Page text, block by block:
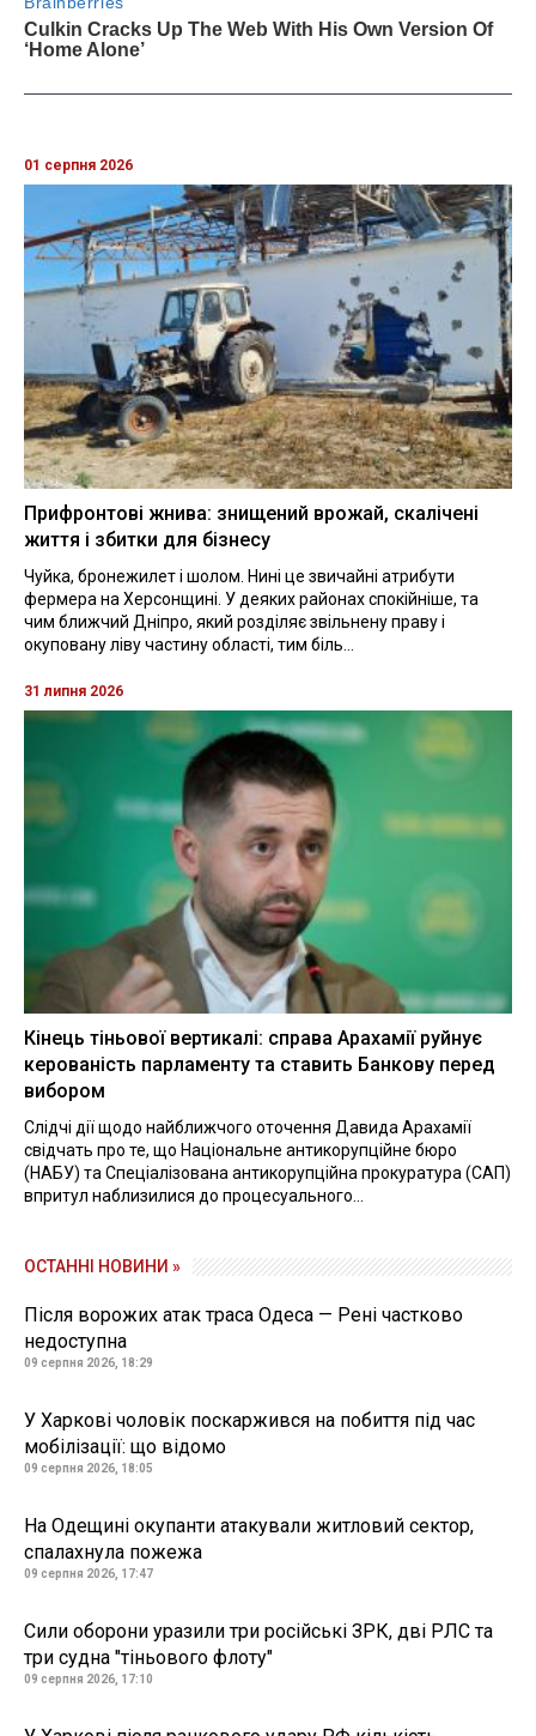
01 серпня 2026
Прифронтові жнива: знищений врожай, скалічені
життя і збитки для бізнесу
Чуйка, бронежилет і шолом. Нині це звичайні атрибути
фермера на Херсонщині. У деяких районах спокійніше, та
чим ближчий Дніпро, який розділяє звільнену праву і
окуповану ліву частину області, тим біль...
31 липня 2026
Кінець тіньової вертикалі: справа Арахамії руйнує
керованість парламенту та ставить Банкову перед
вибором
Слідчі дії щодо найближчого оточення Давида Арахамії
свідчать про те, що Національне антикорупційне бюро
(НАБУ) та Спеціалізована антикорупційна прокуратура (САП)
впритул наблизилися до процесуального...
ОСТАННІ НОВИНИ »
Після ворожих атак траса Одеса — Рені частково
недоступна
09 серпня 2026, 18:29
У Харкові чоловік поскаржився на побиття під час
мобілізації: що відомо
09 серпня 2026, 18:05
На Одещині окупанти атакували житловий сектор,
спалахнула пожежа
09 серпня 2026, 17:47
Сили оборони уразили три російські ЗРК, дві РЛС та
три судна "тіньового флоту"
09 серпня 2026, 17:10